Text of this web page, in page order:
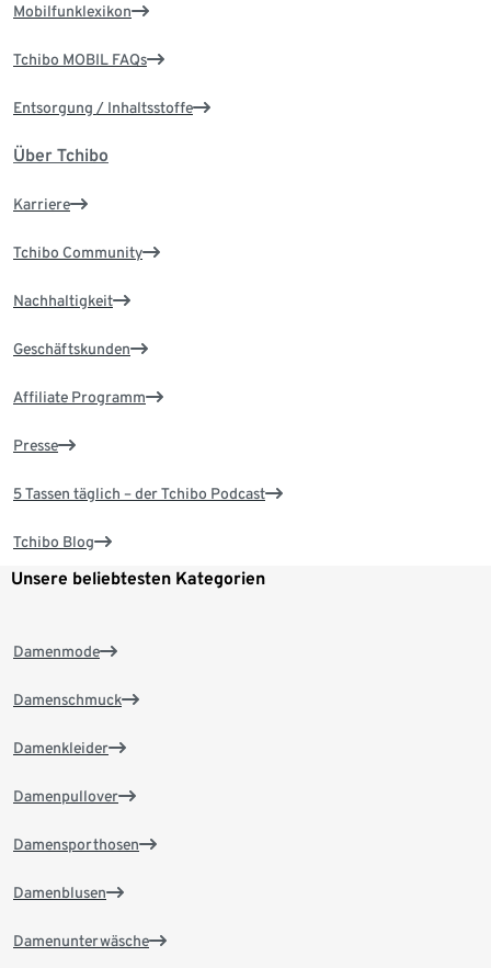
Mobilfunklexikon
Tchibo MOBIL FAQs
Entsorgung / Inhaltsstoffe
Über Tchibo
Karriere
Tchibo Community
Nachhaltigkeit
Geschäftskunden
Affiliate Programm
Presse
5 Tassen täglich – der Tchibo Podcast
Tchibo Blog
Unsere beliebtesten Kategorien
Damenmode
Damenschmuck
Damenkleider
Damenpullover
Damensporthosen
Damenblusen
Damenunterwäsche